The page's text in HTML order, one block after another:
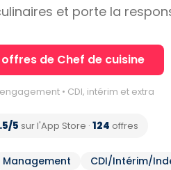
et porte la
de Chef de cuisine
• CDI, intérim et extra
5 sur l'App Store · 124 offres
Management CDI/Intérim/